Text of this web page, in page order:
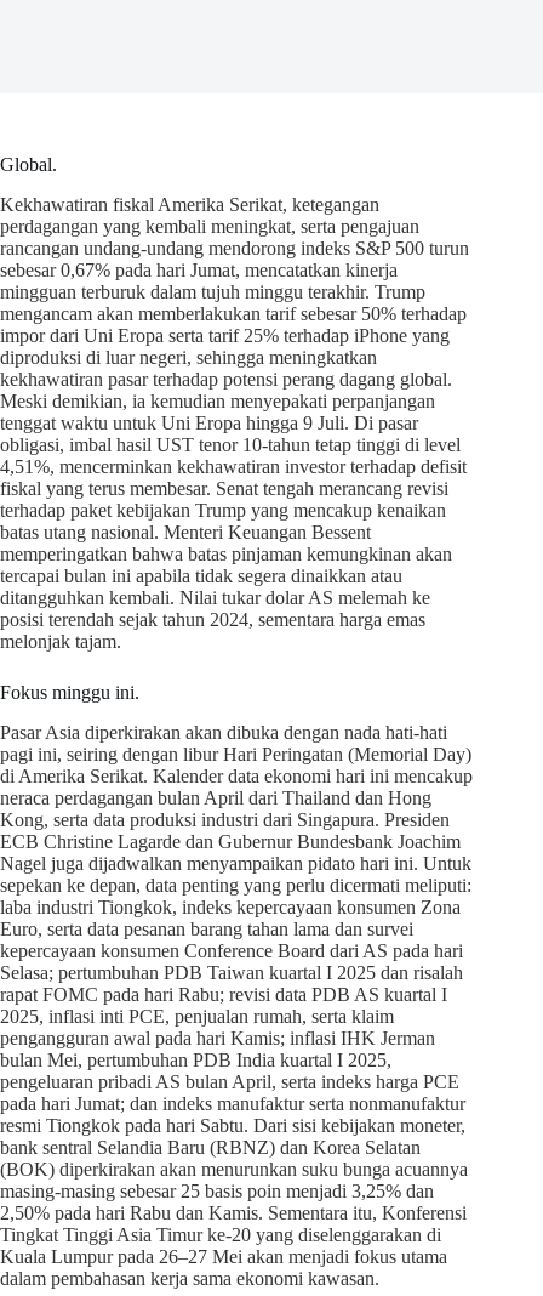
Global.
Kekhawatiran fiskal Amerika Serikat, ketegangan
perdagangan yang kembali meningkat, serta pengajuan
rancangan undang-undang mendorong indeks S&P 500 turun
sebesar 0,67% pada hari Jumat, mencatatkan kinerja
mingguan terburuk dalam tujuh minggu terakhir. Trump
mengancam akan memberlakukan tarif sebesar 50% terhadap
impor dari Uni Eropa serta tarif 25% terhadap iPhone yang
diproduksi di luar negeri, sehingga meningkatkan
kekhawatiran pasar terhadap potensi perang dagang global.
Meski demikian, ia kemudian menyepakati perpanjangan
tenggat waktu untuk Uni Eropa hingga 9 Juli. Di pasar
obligasi, imbal hasil UST tenor 10-tahun tetap tinggi di level
4,51%, mencerminkan kekhawatiran investor terhadap defisit
fiskal yang terus membesar. Senat tengah merancang revisi
terhadap paket kebijakan Trump yang mencakup kenaikan
batas utang nasional. Menteri Keuangan Bessent
memperingatkan bahwa batas pinjaman kemungkinan akan
tercapai bulan ini apabila tidak segera dinaikkan atau
ditangguhkan kembali. Nilai tukar dolar AS melemah ke
posisi terendah sejak tahun 2024, sementara harga emas
melonjak tajam.
Fokus minggu ini.
Pasar Asia diperkirakan akan dibuka dengan nada hati-hati
pagi ini, seiring dengan libur Hari Peringatan (Memorial Day)
di Amerika Serikat. Kalender data ekonomi hari ini mencakup
neraca perdagangan bulan April dari Thailand dan Hong
Kong, serta data produksi industri dari Singapura. Presiden
ECB Christine Lagarde dan Gubernur Bundesbank Joachim
Nagel juga dijadwalkan menyampaikan pidato hari ini. Untuk
sepekan ke depan, data penting yang perlu dicermati meliputi:
laba industri Tiongkok, indeks kepercayaan konsumen Zona
Euro, serta data pesanan barang tahan lama dan survei
kepercayaan konsumen Conference Board dari AS pada hari
Selasa; pertumbuhan PDB Taiwan kuartal I 2025 dan risalah
rapat FOMC pada hari Rabu; revisi data PDB AS kuartal I
2025, inflasi inti PCE, penjualan rumah, serta klaim
pengangguran awal pada hari Kamis; inflasi IHK Jerman
bulan Mei, pertumbuhan PDB India kuartal I 2025,
pengeluaran pribadi AS bulan April, serta indeks harga PCE
pada hari Jumat; dan indeks manufaktur serta nonmanufaktur
resmi Tiongkok pada hari Sabtu. Dari sisi kebijakan moneter,
bank sentral Selandia Baru (RBNZ) dan Korea Selatan
(BOK) diperkirakan akan menurunkan suku bunga acuannya
masing-masing sebesar 25 basis poin menjadi 3,25% dan
2,50% pada hari Rabu dan Kamis. Sementara itu, Konferensi
Tingkat Tinggi Asia Timur ke-20 yang diselenggarakan di
Kuala Lumpur pada 26–27 Mei akan menjadi fokus utama
dalam pembahasan kerja sama ekonomi kawasan.